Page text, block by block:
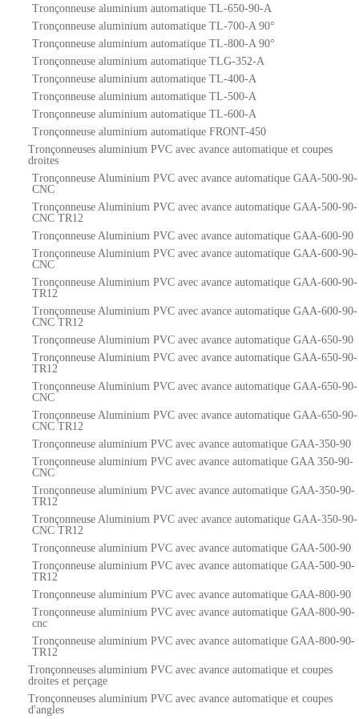
Tronçonneuse aluminium automatique TL-650-90-A
Tronçonneuse aluminium automatique TL-700-A 90°
Tronçonneuse aluminium automatique TL-800-A 90°
Tronçonneuse aluminium automatique TLG-352-A
Tronçonneuse aluminium automatique TL-400-A
Tronçonneuse aluminium automatique TL-500-A
Tronçonneuse aluminium automatique TL-600-A
Tronçonneuse aluminium automatique FRONT-450
Tronçonneuses aluminium PVC avec avance automatique et coupes
droites
Tronçonneuse Aluminium PVC avec avance automatique GAA-500-90-
CNC
Tronçonneuse Aluminium PVC avec avance automatique GAA-500-90-
CNC TR12
Tronçonneuse Aluminium PVC avec avance automatique GAA-600-90
Tronçonneuse Aluminium PVC avec avance automatique GAA-600-90-
CNC
Tronçonneuse Aluminium PVC avec avance automatique GAA-600-90-
TR12
Tronçonneuse Aluminium PVC avec avance automatique GAA-600-90-
CNC TR12
Tronçonneuse Aluminium PVC avec avance automatique GAA-650-90
Tronçonneuse Aluminium PVC avec avance automatique GAA-650-90-
TR12
Tronçonneuse Aluminium PVC avec avance automatique GAA-650-90-
CNC
Tronçonneuse Aluminium PVC avec avance automatique GAA-650-90-
CNC TR12
Tronçonneuse aluminium PVC avec avance automatique GAA-350-90
Tronçonneuse aluminium PVC avec avance automatique GAA 350-90-
CNC
Tronçonneuse aluminium PVC avec avance automatique GAA-350-90-
TR12
Tronçonneuse Aluminium PVC avec avance automatique GAA-350-90-
CNC TR12
Tronçonneuse aluminium PVC avec avance automatique GAA-500-90
Tronçonneuse aluminium PVC avec avance automatique GAA-500-90-
TR12
Tronçonneuse aluminium PVC avec avance automatique GAA-800-90
Tronçonneuse aluminium PVC avec avance automatique GAA-800-90-
cnc
Tronçonneuse aluminium PVC avec avance automatique GAA-800-90-
TR12
Tronçonneuses aluminium PVC avec avance automatique et coupes
droites et perçage
Tronçonneuses aluminium PVC avec avance automatique et coupes
d'angles